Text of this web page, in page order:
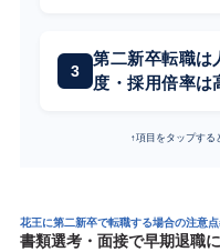
第二新卒転職は
度・採用倍率は
↑項目をタップする
花王に第二新卒で転職する場合の注意
書類選考・面接で早期退職